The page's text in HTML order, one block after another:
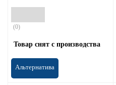
(0)
Товар снят с производства
Альтернатива